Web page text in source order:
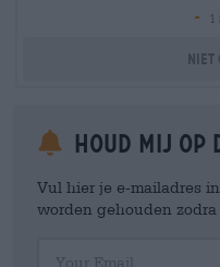
-
Niet
Houd mij op
Vul hier je e-mailadres
worden gehouden